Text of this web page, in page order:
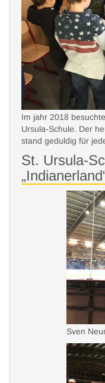
Im jahr 2018
Ursula-Schule. Der
stand geduldig für
St. Ursula-
Sven
Geschichte
St. Ursula-Archiv
Stellenangebote
Exkursionen
Film
Interreligiöser
Marienthal
Italienisch
Japan AG
AG Jahrbuch
Jugend forscht
Klettern
Kunstwerkstatt
Prix des lycéens
Roboter AG
Schulgarten
Schulsanitäter
Streitschlichter
Haiti-Kinderhilfe
Onlineradio
Lourdes
MIG
Recife/Brasilien
Soz./Ökolog.
Engagement
Valentinssingen
Schulordnung
Schul-Shop
Prävention
Umweltschutz